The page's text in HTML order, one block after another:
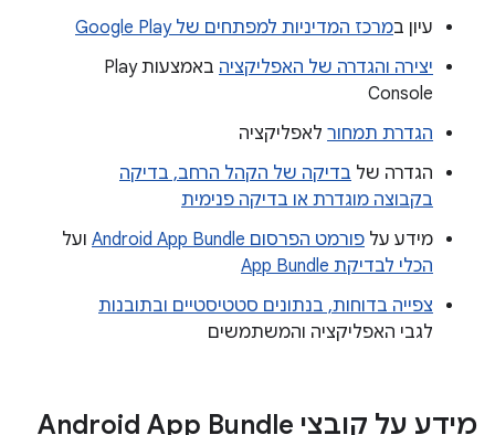
עיון במרכז המדיניות למפתחים של Google Play
יצירה והגדרה של האפליקציה
באמצעות Play
Console
הגדרת תמחור לאפליקציה
הגדרה של בדיקה של הקהל הרחב, בדיקה
בקבוצה מוגדרת או בדיקה פנימית
מידע על פורמט הפרסום Android App Bundle
ועל
הכלי לבדיקת App Bundle
צפייה בדוחות, בנתונים סטטיסטיים ובתובנות
לגבי האפליקציה והמשתמשים
מידע על קובצי Android App Bundle